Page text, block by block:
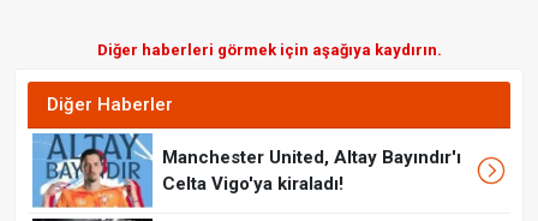
Diğer haberleri görmek için aşağıya kaydırın.
Diğer Haberler
Manchester United, Altay Bayındır'ı
Celta Vigo'ya kiraladı!